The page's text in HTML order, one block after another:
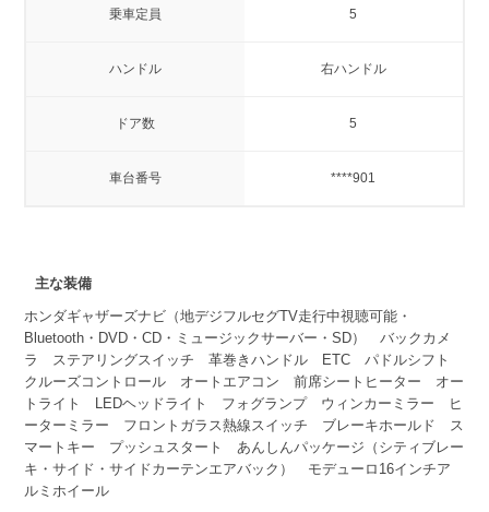
乗車定員 5
ハンドル 右ハンドル
ドア数 5
車台番号 ****901
主な装備
ホンダギャザーズナビ（地デジフルセグTV走行中視聴可能・
Bluetooth・DVD・CD・ミュージックサーバー・SD） バックカメ
ラ ステアリングスイッチ 革巻きハンドル ETC パドルシフト
クルーズコントロール オートエアコン 前席シートヒーター オー
トライト LEDヘッドライト フォグランプ ウィンカーミラー ヒ
ーターミラー フロントガラス熱線スイッチ ブレーキホールド ス
マートキー プッシュスタート あんしんパッケージ（シティブレー
キ・サイド・サイドカーテンエアバック） モデューロ16インチア
ルミホイール